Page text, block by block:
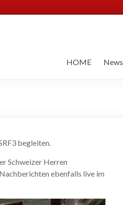
HOME News
begleiten.
Schweizer Herren
ebenfalls live im